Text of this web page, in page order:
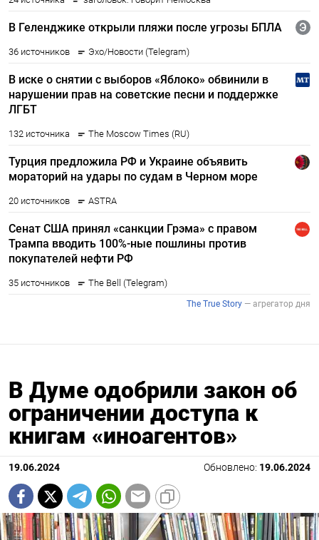
В Думе одобрили закон об
ограничении доступа к
книгам «иноагентов»
19.06.2024 Обновлено: 19.06.2024